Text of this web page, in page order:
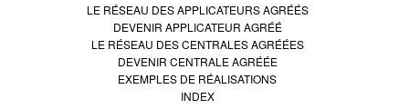
LE RÉSEAU DES APPLICATEURS AGRÉÉS
DEVENIR APPLICATEUR AGRÉÉ
LE RÉSEAU DES CENTRALES AGRÉÉES
DEVENIR CENTRALE AGRÉÉE
EXEMPLES DE RÉALISATIONS
INDEX